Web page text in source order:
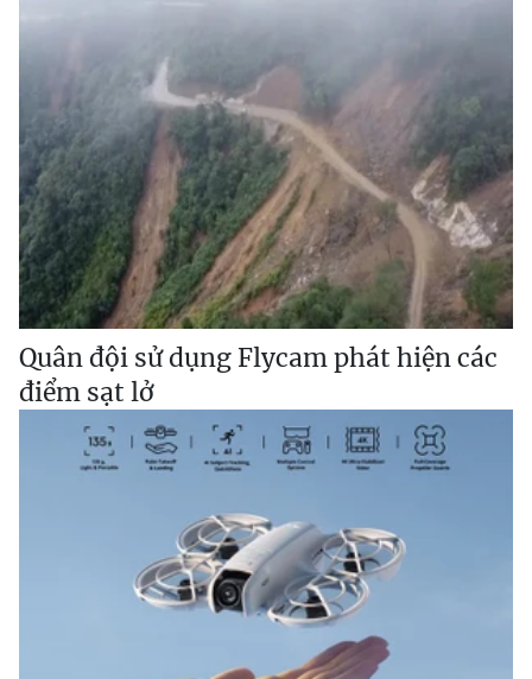
Quân đội sử dụng Flycam phát hiện các
điểm sạt lở